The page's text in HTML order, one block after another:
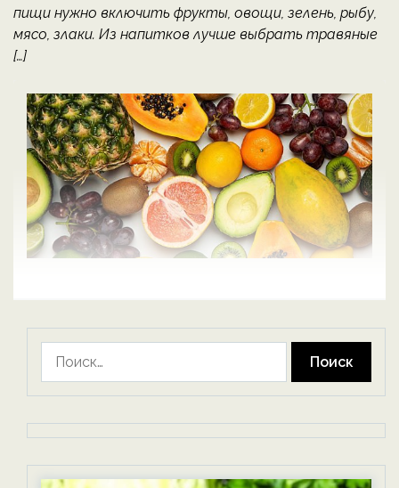
пищи нужно включить фрукты, овощи, зелень, рыбу,
мясо, злаки. Из напитков лучше выбрать травяные
[…]